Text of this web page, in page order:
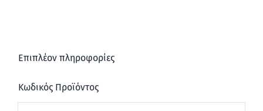
Επιπλέον πληροφορίες
Κωδικός Προϊόντος